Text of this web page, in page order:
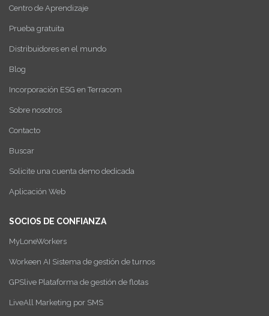
Centro de Aprendizaje
Prueba gratuita
Distribuidores en el mundo
Blog
Incorporación ESG en Terracom
Sobre nosotros
Contacto
Buscar
Solicite una cuenta demo dedicada
Aplicación Web
SOCIOS DE CONFIANZA
MyLoneWorkers
Workeen AI Sistema de gestión de turnos
GPSlive Plataforma de gestión de flotas
LiveAll Marketing por SMS